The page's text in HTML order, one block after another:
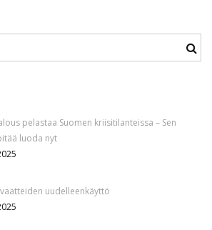
pelastaa Suomen kriisitilanteissa – Sen
luoda nyt
uudelleenkäyttö